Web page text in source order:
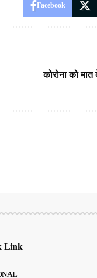
Facebook
कोरोना को
Link